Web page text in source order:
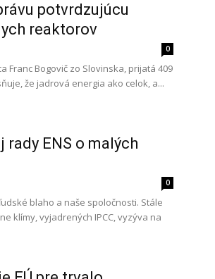
potvrdzujúcu
reaktorov
0
Bogovič zo Slovinska, prijatá 409
že jadrová energia ako celok, a...
ENS o malých
0
blaho a naše spoločnosti. Stále
klímy, vyjadrených IPCC, vyzýva na